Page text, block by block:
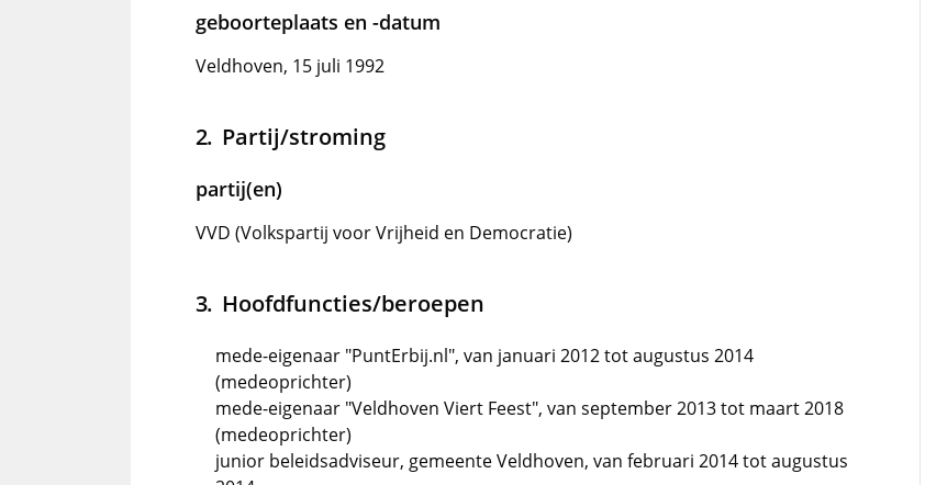
geboorteplaats en -datum
Veldhoven, 15 juli 1992
Partij/stroming
partij(en)
VVD (Volkspartij voor Vrijheid en Democratie)
Hoofdfuncties/beroepen
mede-eigenaar "PuntErbij.nl", van januari 2012 tot augustus 2014
(medeoprichter)
mede-eigenaar "Veldhoven Viert Feest", van september 2013 tot maart 2018
(medeoprichter)
junior beleidsadviseur, gemeente Veldhoven, van februari 2014 tot augustus